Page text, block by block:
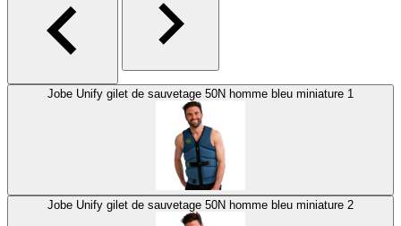
Jobe Unify gilet de sauvetage 50N homme bleu miniature 1
Jobe Unify gilet de sauvetage 50N homme bleu miniature 2